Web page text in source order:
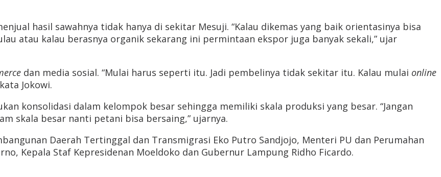
hasil sawahnya tidak hanya di sekitar Mesuji. “Kalau dikemas yang baik orientasinya bisa
atau kalau berasnya organik sekarang ini permintaan ekspor juga banyak sekali,” ujar
dan media sosial. “Mulai harus seperti itu. Jadi pembelinya tidak sekitar itu. Kalau mulai online
Jokowi.
konsolidasi dalam kelompok besar sehingga memiliki skala produksi yang besar. “Jangan
skala besar nanti petani bisa bersaing,” ujarnya.
Daerah Tertinggal dan Transmigrasi Eko Putro Sandjojo, Menteri PU dan Perumahan
Kepala Staf Kepresidenan Moeldoko dan Gubernur Lampung Ridho Ficardo.